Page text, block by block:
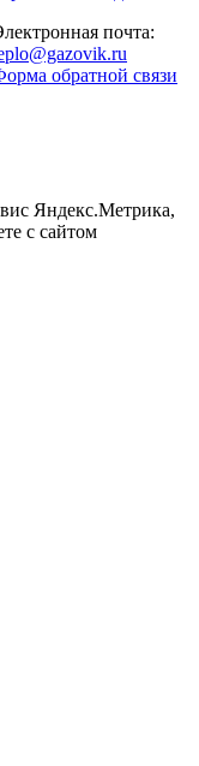
почта:
обратной связи
Яндекс.Метрика,
с сайтом